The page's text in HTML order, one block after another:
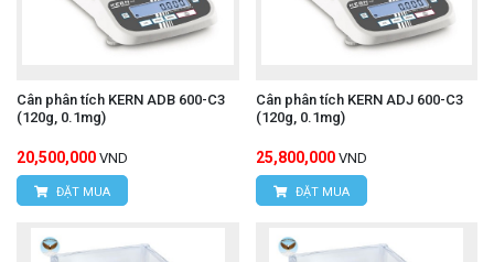
Cân phân tích KERN ADB 600-C3
(120g, 0.1mg)
20,500,000 VND
ĐẶT MUA
Cân phân tích KERN ADJ 600-C3
(120g, 0.1mg)
25,800,000 VND
ĐẶT MUA